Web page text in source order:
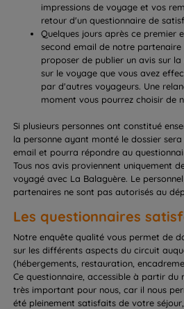
impressions de voyage et vos
retour d'un questionnaire de
Quelques jours après ce premier
second email de notre partenaire
proposer de publier un avis sur
sur le voyage que vous avez
par d'autres voyageurs. Une
moment vous pourrez choisir de
Si plusieurs personnes ont constitué
la personne ayant monté le dossier
email et pourra répondre au
Tous nos avis proviennent uniquement
voyagé avec La Balaguère. Le
partenaires ne sont pas autorisés au
Les questionnaires
Notre enquête qualité vous permet de
sur les différents aspects du circuit
(hébergements, restauration,
Ce questionnaire, accessible à partir du
très important pour nous, car il nous
été pleinement satisfaits de votre